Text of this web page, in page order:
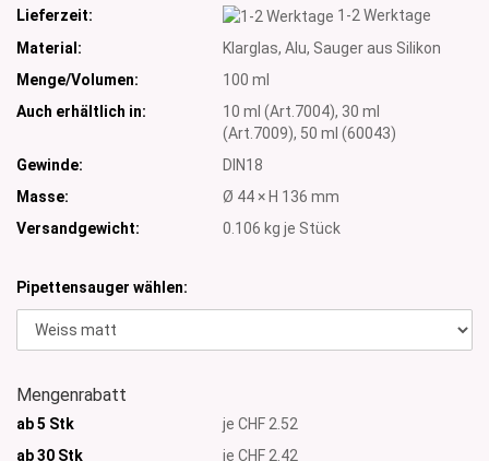
Lieferzeit:
1-2 Werktage
Material:
Klarglas, Alu, Sauger aus Silikon
Menge/Volumen:
100 ml
Auch erhältlich in:
10 ml (Art.7004), 30 ml
(Art.7009), 50 ml (60043)
Gewinde:
DIN18
Masse:
Ø 44 × H 136 mm
Versandgewicht:
0.106 kg je Stück
Pipettensauger wählen:
Mengenrabatt
ab 5 Stk
je CHF 2.52
ab 30 Stk
je CHF 2.42